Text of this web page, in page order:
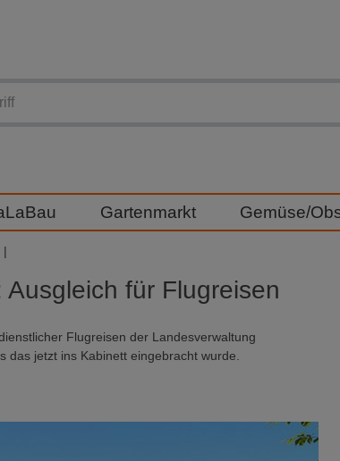
Gartenmarkt Gemüse/
für Flugreisen
Flugreisen der Landesverwaltung
das jetzt ins Kabinett eingebracht wurde.